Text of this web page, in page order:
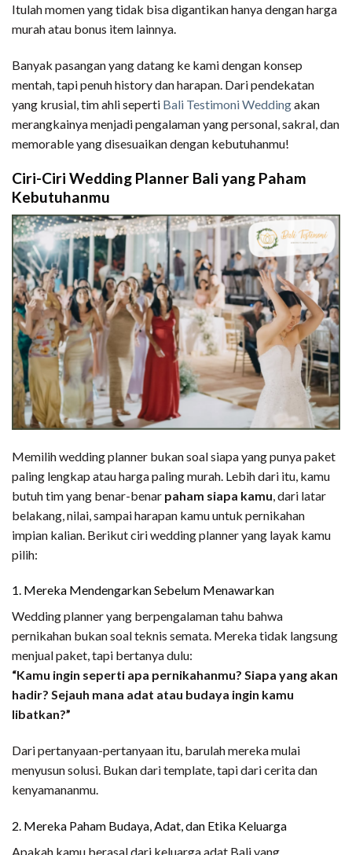
Itulah momen yang tidak bisa digantikan hanya dengan harga
murah atau bonus item lainnya.
Banyak pasangan yang datang ke kami dengan konsep
mentah, tapi penuh history dan harapan. Dari pendekatan
yang krusial, tim ahli seperti Bali Testimoni Weddingakan
merangkainya menjadi pengalaman yang personal, sakral, dan
memorable yang disesuaikan dengan kebutuhanmu!
Ciri-Ciri Wedding Planner Bali yang Paham
Kebutuhanmu
Memilih wedding planner bukan soal siapa yang punya paket
paling lengkap atau harga paling murah. Lebih dari itu, kamu
butuh tim yang benar-benar paham siapa kamu , dari latar
belakang, nilai, sampai harapan kamu untuk pernikahan
impian kalian. Berikut ciri wedding planner yang layak kamu
pilih:
1. Mereka Mendengarkan Sebelum Menawarkan
Wedding planner yang berpengalaman tahu bahwa
pernikahan bukan soal teknis semata. Mereka tidak langsung
menjual paket, tapi bertanya dulu:
“Kamu ingin seperti apa pernikahanmu? Siapa yang akan
hadir? Sejauh mana adat atau budaya ingin kamu
libatkan?”
Dari pertanyaan-pertanyaan itu, barulah mereka mulai
menyusun solusi. Bukan dari template, tapi dari cerita dan
kenyamananmu.
2. Mereka Paham Budaya, Adat, dan Etika Keluarga
Apakah kamu berasal dari keluarga adat Bali yang